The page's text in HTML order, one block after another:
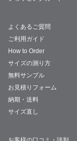
よくあるご質問
ご利用ガイド
How to Order
サイズの測り方
無料サンプル
お見積りフォーム
納期・送料
サイズ直し